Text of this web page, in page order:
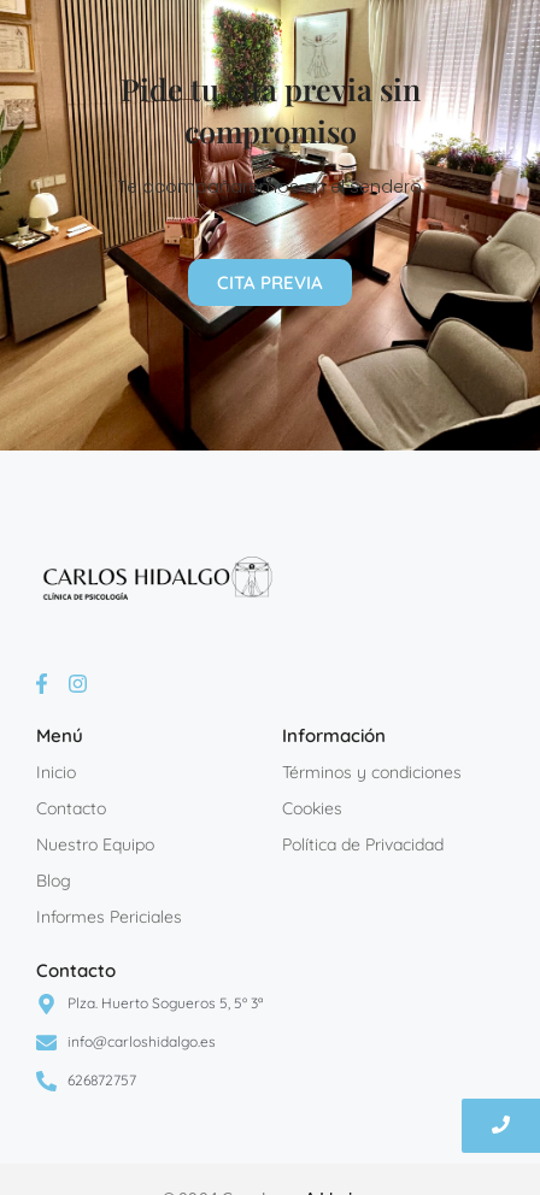
Pide tu cita previa sin
compromiso
Te acompañaremos en el sendero
CITA PREVIA
Menú
Inicio
Contacto
Nuestro Equipo
Blog
Informes Periciales
Información
Términos y condiciones
Cookies
Política de Privacidad
Contacto
Plza. Huerto Sogueros 5, 5º 3ª
info@carloshidalgo.es
626872757